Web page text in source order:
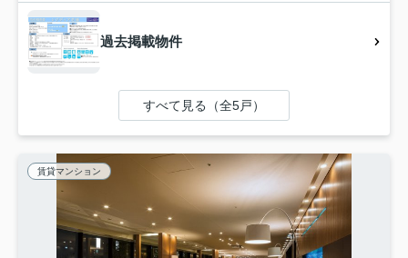
過去掲載物件
すべて見る（全5戸）
賃貸マンション